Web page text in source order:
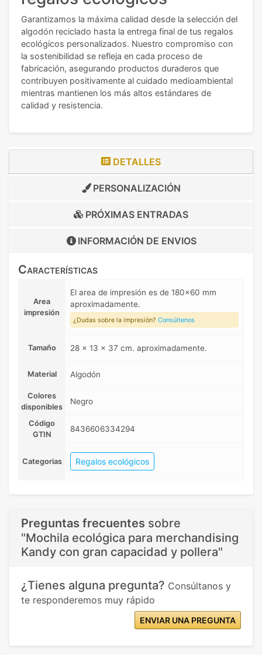
Garantizamos la máxima calidad desde la selección del
algodón reciclado hasta la entrega final de tus regalos
ecológicos personalizados. Nuestro compromiso con
la sostenibilidad se refleja en cada proceso de
fabricación, asegurando productos duraderos que
contribuyen positivamente al cuidado medioambiental
mientras mantienen los más altos estándares de
calidad y resistencia.
DETALLES
PERSONALIZACIÓN
PRÓXIMAS ENTRADAS
INFORMACIÓN DE ENVIOS
Características
Area
impresión
El area de impresión es de 180x60 mm
aproximadamente.
¿Dudas sobre la impresión? Consúltenos
Tamaño 28 x 13 x 37 cm. aproximadamente.
Material Algodón
Colores
disponibles
Negro
Código
GTIN
8436606334294
Categorias Regalos ecológicos
Preguntas frecuentes sobre
"Mochila ecológica para merchandising
Kandy con gran capacidad y pollera"
¿Tienes alguna pregunta? Consúltanos y
te responderemos muy rápido
ENVIAR UNA PREGUNTA